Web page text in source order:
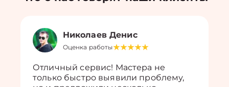
Николаев Денис
Оценка работы
Отличный сервис! Мастера не
только быстро выявили проблему,